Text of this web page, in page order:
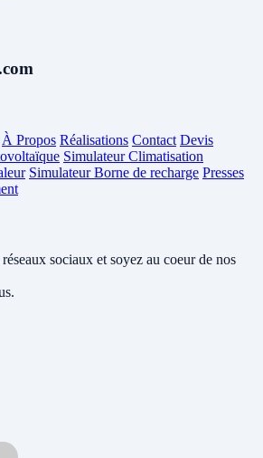
À Propos Réalisations Contact Devis
Simulateur Climatisation
Simulateur Borne de recharge Presses
sociaux et soyez au coeur de nos